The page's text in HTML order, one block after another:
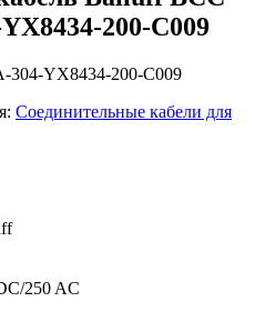
200-C009
304-YX8434-200-C009
Соединительные кабели для
250 AC